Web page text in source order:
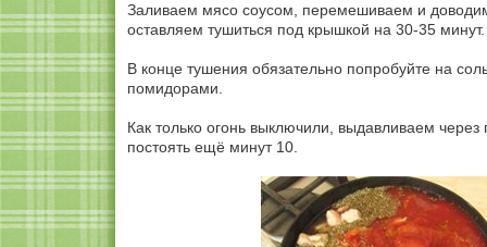
Заливаем мясо соусом, перемешиваем и
оставляем тушиться под крышкой на 30-35 минут.
В конце тушения обязательно попробуйте на
помидорами.
Как только огонь выключили, выдавливаем
постоять ещё минут 10.